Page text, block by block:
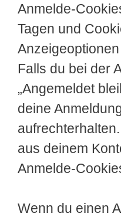
Anmelde-
Tagen und
Falls du bei der
„Angemeldet
deine
aus deinem
Anmelde-
Wenn du einen